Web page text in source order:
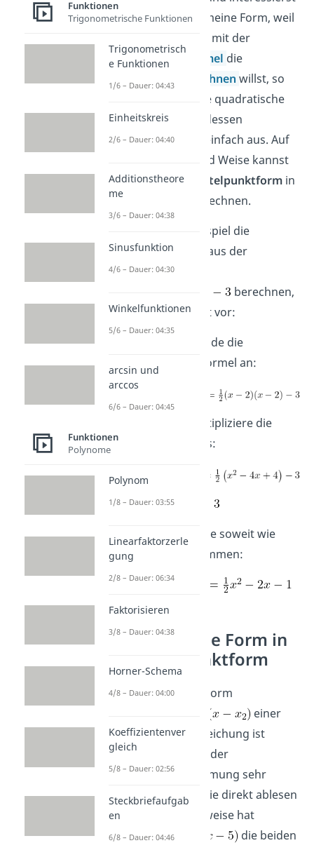
dich für die allgemeine Form, weil
du beispielsweise mit der
Mitternachtsformel die
Nullstellen berechnenwillst, so
brauchst du keine quadratische
Ergänzung. Stattdessen
multiplizierst du einfach aus. Auf
die gleiche Art und Weise kannst
du auch dieScheitelpunktform in
Normalform
umrechnen.
Willst du zum Beispiel die
allgemeine Form aus der
Scheitelform
berechnen,
gehst du wie folgt vor:
Wende die
binomische Formel an:
Multipliziere die
Klammern aus:
Schritt 3:
Fasse soweit wie
möglich zusammen:
Faktorisierte Form in
Scheitelpunktform
Die faktorisierte Form
einer
quadratischen Gleichung ist
insbesondere bei der
Nullstellenbestimmung sehr
nützlich, weil du sie direkt ablesen
kannst. Beispielsweise hat
die beiden
Funktionen
Trigonometrische Funktionen
Trigonometrisch
e Funktionen
1/6 – Dauer: 04:43
Einheitskreis
2/6 – Dauer: 04:40
Additionstheore
me
3/6 – Dauer: 04:38
Sinusfunktion
4/6 – Dauer: 04:30
Winkelfunktionen
5/6 – Dauer: 04:35
arcsin und
arccos
6/6 – Dauer: 04:45
Funktionen
Polynome
Polynom
1/8 – Dauer: 03:55
Linearfaktorzerle
gung
2/8 – Dauer: 06:34
Faktorisieren
3/8 – Dauer: 04:38
Horner-Schema
4/8 – Dauer: 04:00
Koeffizientenver
gleich
5/8 – Dauer: 02:56
Steckbriefaufgab
en
6/8 – Dauer: 04:46